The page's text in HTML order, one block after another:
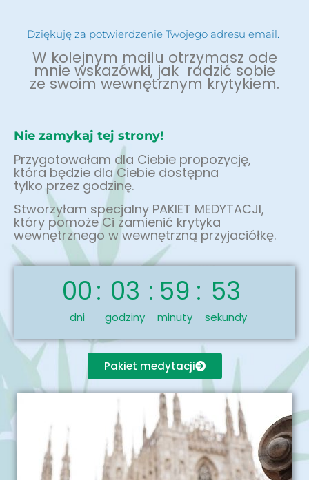
Dziękuję za potwierdzenie Twojego adresu email.
W kolejnym mailu otrzymasz ode
mnie wskazówki, jak radzić sobie
ze swoim wewnętrznym krytykiem.
Nie zamykaj tej strony!
Przygotowałam dla Ciebie propozycję,
która będzie dla Ciebie dostępna
tylko przez godzinę.
Stworzyłam specjalny PAKIET MEDYTACJI,
który pomoże Ci zamienić krytyka
wewnętrznego w wewnętrzną przyjaciółkę.
00
dni
: 03
godziny
: 59
minuty
: 52
sekundy
Pakiet medytacji